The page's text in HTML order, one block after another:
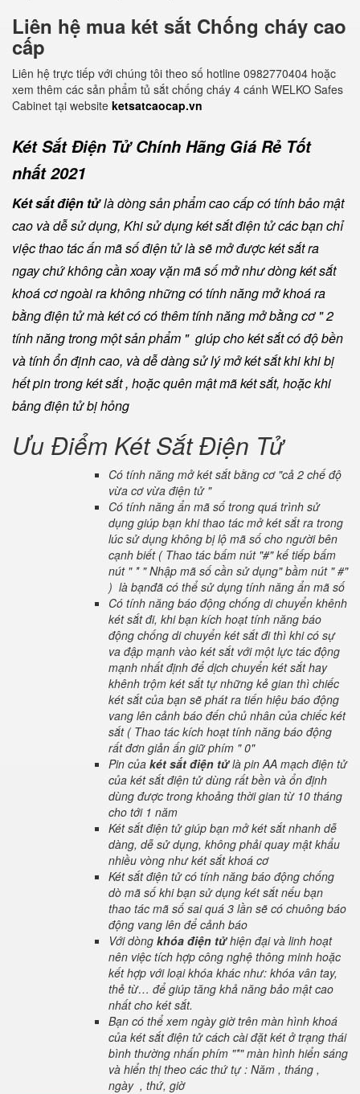
Liên hệ mua két sắt Chống cháy cao
cấp
Liên hệ trực tiếp với chúng tôi theo số hotline 0982770404 hoặc
xem thêm các sản phẩm tủ sắt chống cháy 4 cánh WELKO Safes
Cabinet tại website ketsatcaocap.vn
Két Sắt Điện Tử Chính Hãng Giá Rẻ Tốt
nhất 2021
Két sắt điện tửlà dòng sản phẩm cao cấp có tính bảo mật
cao và dễ sử dụng, Khi sử dụng két sắt điện tử các bạn chỉ
việc thao tác ấn mã số điện tử là sẽ mở được két sắt ra
ngay chứ không cần xoay vặn mã số mở như dòng két sắt
khoá cơ ngoài ra không những có tính năng mở khoá ra
bằng điện tử mà két có có thêm tính năng mở bằng cơ " 2
tính năng trong một sản phẩm " giúp cho két sắt có độ bền
và tính ổn định cao, và dễ dàng sử lý mở két sắt khi khi bị
hết pin trong két sắt , hoặc quên mật mã két sắt, hoặc khi
bảng điện tử bị hỏng
Ưu Điểm Két Sắt Điện Tử
Có tính năng mở két sắt bằng cơ "cả 2 chế độ
vừa cơ vừa điện tử "
Có tính năng ẩn mã số trong quá trình sử
dụng giúp bạn khi thao tác mở két sắt ra trong
lúc sử dụng không bị lộ mã số cho người bên
cạnh biết ( Thao tác bấm nút "#" kế tiếp bấm
nút " * " Nhập mã số cần sử dụng" bầm nút " #"
) là bạnđã có thể sử dụng tính năng ẩn mã số
Có tính năng báo động chống di chuyển khênh
két sắt đi, khi bạn kích hoạt tính năng báo
động chống di chuyển két sắt đi thì khi có sự
va đập mạnh vào két sắt với một lực tác động
mạnh nhất định để dịch chuyển két sắt hay
khênh trộm két sắt tự những kẻ gian thì chiếc
két sắt của bạn sẽ phát ra tiến hiệu báo động
vang lên cảnh báo đến chủ nhân của chiếc két
sắt ( Thao tác kích hoạt tính năng báo động
rất đơn giản ấn giữ phím " 0"
Pin của két sắt điện tửlà pin AA mạch điện tử
của két sắt điện tử dùng rất bền và ổn định
dùng được trong khoảng thời gian từ 10 tháng
cho tới 1 năm
Két sắt điện tử giúp bạn mở két sắt nhanh dễ
dàng, dễ sử dụng, không phải quay mật khẩu
nhiều vòng như két sắt khoá cơ
Két sắt điện tử có tính năng báo động chống
dò mã số khi bạn sử dụng két sắt nếu bạn
thao tác mã số sai quá 3 lần sẽ có chuông báo
động vang lên để cảnh báo
Với dòng khóa điện tửhiện đại và linh hoạt
nên việc tích hợp công nghệ thông minh hoặc
kết hợp với loại khóa khác như: khóa vân tay,
thẻ từ… để giúp tăng khả năng bảo mật cao
nhất cho két sắt.
Bạn có thể xem ngày giờ trên màn hình khoá
của két sắt điện tử cách cài đặt két ở trạng thái
bình thường nhấn phím "*" màn hình hiển sáng
và hiển thị theo các thứ tự : Năm , tháng ,
ngày , thứ, giờ